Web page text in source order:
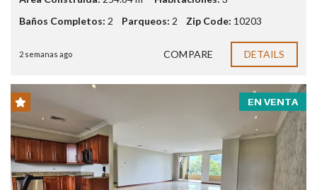
Baños Completos: 2 Parqueos: 2 Zip Code: 10203
2 semanas ago COMPARE DETAILS
EN VENTA